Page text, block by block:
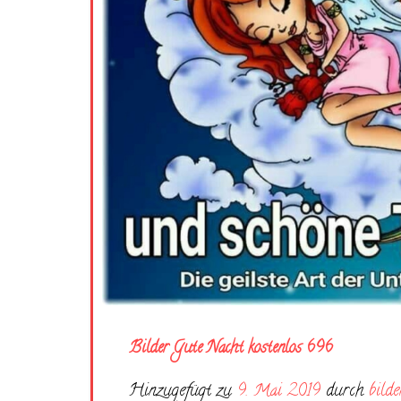
Bilder Gute Nacht kostenlos 696
Hinzugefügt zu 9. Mai 2019 durch